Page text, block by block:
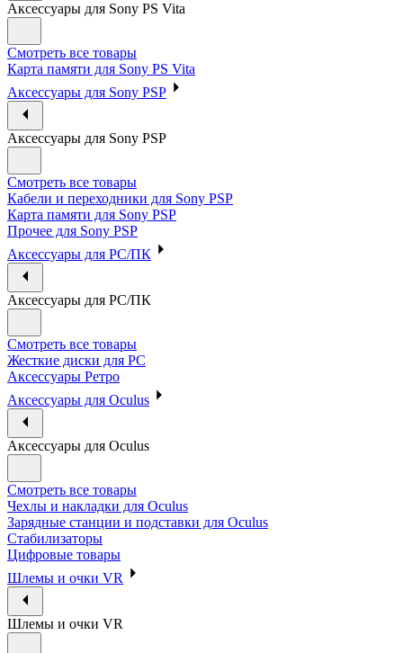
Аксессуары для Sony PS Vita
Смотреть все товары
Карта памяти для Sony PS Vita
Аксессуары для Sony PSP
Аксессуары для Sony PSP
Смотреть все товары
Кабели и переходники для Sony PSP
Карта памяти для Sony PSP
Прочее для Sony PSP
Аксессуары для PC/ПК
Аксессуары для PC/ПК
Смотреть все товары
Жесткие диски для PC
Аксессуары Ретро
Аксессуары для Oculus
Аксессуары для Oculus
Смотреть все товары
Чехлы и накладки для Oculus
Зарядные станции и подставки для Oculus
Стабилизаторы
Цифровые товары
Шлемы и очки VR
Шлемы и очки VR